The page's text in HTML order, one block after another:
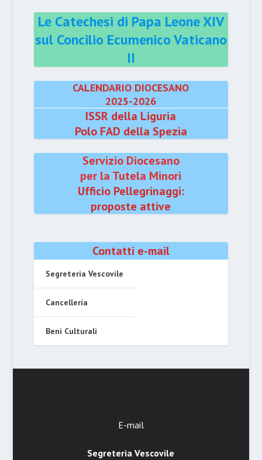
Le Catechesi di Papa Leone XIV
sul Concilio Ecumenico Vaticano
II
CALENDARIO DIOCESANO
2025-2026
ISSR della Liguria
Polo FAD della Spezia
Servizio Diocesano
per la Tutela Minori
Ufficio Pellegrinaggi:
proposte attive
Contatti e-mail
Segreteria Vescovile
Cancelleria
Beni Culturali
E-mail
Segreteria Vescovile